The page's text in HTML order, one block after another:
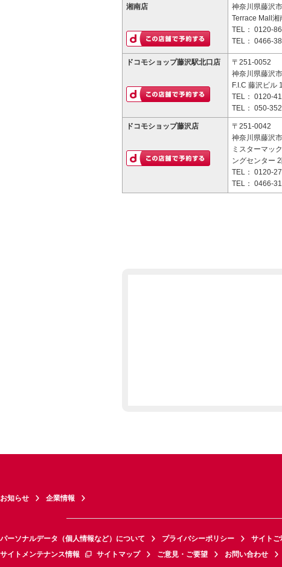
湘南店
神奈川県藤沢
Terrace Mall湘
TEL： 0120-
TEL： 0466-
ドコモショップ藤沢駅北口店
〒251-0052
神奈川県藤沢
F.I.C 藤沢ビル
TEL： 0120-
TEL： 050-
ドコモショップ藤沢店
〒251-0042
神奈川県藤沢
ミスターマッ
ングセンター
TEL： 0120-
TEL： 0466-
お知らせ 企業情報
パーソナルデータ（個人情報など）について プライバシーポリシー サイトご
サイトメンテナンス情報
サイトマップ ご意見・ご要望 お問い合わせ